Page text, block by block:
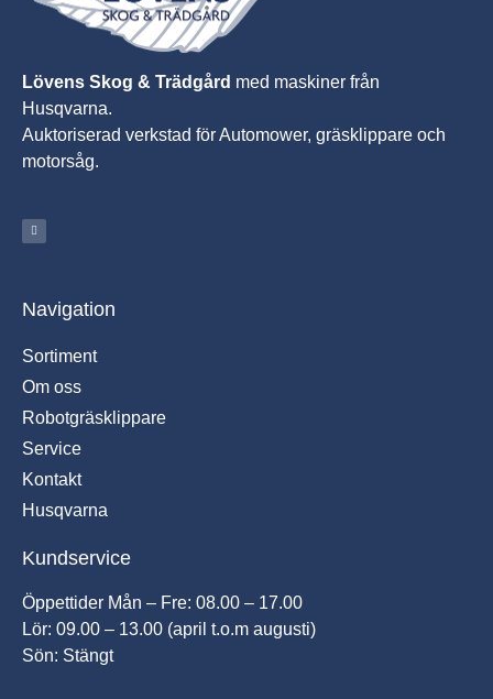
Lövens Skog & Trädgård med maskiner från
Husqvarna.
Auktoriserad verkstad för Automower, gräsklippare och
motorsåg.
Navigation
Sortiment
Om oss
Robotgräsklippare
Service
Kontakt
Husqvarna
Kundservice
Öppettider Mån – Fre: 08.00 – 17.00
Lör: 09.00 – 13.00 (april t.o.m augusti)
Sön: Stängt